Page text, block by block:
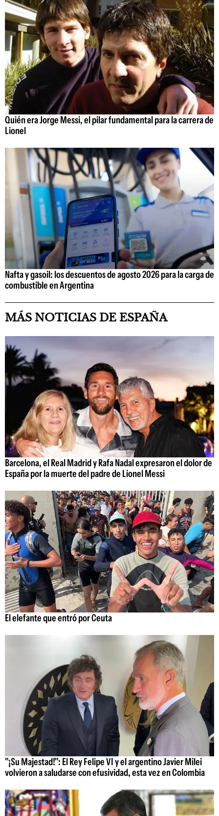
Quién era Jorge Messi, el pilar fundamental para la carrera de
Lionel
Nafta y gasoil: los descuentos de agosto 2026 para la carga de
combustible en Argentina
MÁS NOTICIAS DE ESPAÑA
Barcelona, el Real Madrid y Rafa Nadal expresaron el dolor de
España por la muerte del padre de Lionel Messi
El elefante que entró por Ceuta
"¡Su Majestad!": El Rey Felipe VI y el argentino Javier Milei
volvieron a saludarse con efusividad, esta vez en Colombia